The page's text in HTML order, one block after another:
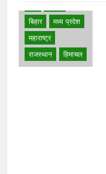
बिहार
मध्य प्रदेश
महाराष्ट्र
राजस्थान
हिमाचल